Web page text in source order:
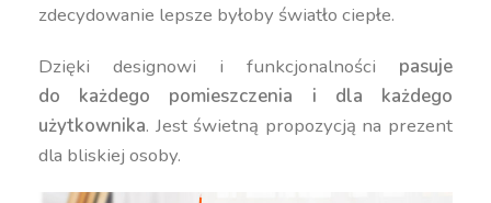
zdecydowanie lepsze byłoby światło ciepłe.
Dzięki designowi i funkcjonalności pasuje
do każdego pomieszczenia i dla każdego
użytkownika. Jest świetną propozycją na prezent
dla bliskiej osoby.